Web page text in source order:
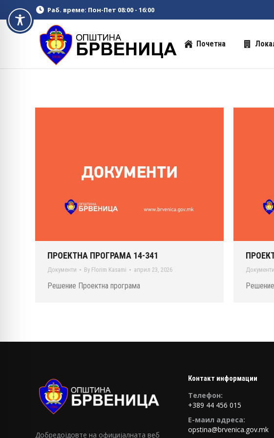
Раб. време: Пон-Пет 08:00 - 16:00
Почетна
ПРОЕКТНА ПРОГРАМА 14-341
Документи By Florim Kasami април 23, 2026
Решение Проектна програма
Документи
Добредојдовте на официјалната веб
Контакт информации
Tелефон:
+389 44 456 015
E-маил адреса:
opstina@brvenica.gov.mk